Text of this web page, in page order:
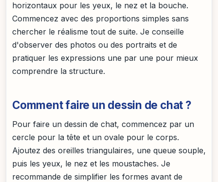
horizontaux pour les yeux, le nez et la bouche.
Commencez avec des proportions simples sans
chercher le réalisme tout de suite. Je conseille
d'observer des photos ou des portraits et de
pratiquer les expressions une par une pour mieux
comprendre la structure.
Comment faire un dessin de chat ?
Pour faire un dessin de chat, commencez par un
cercle pour la tête et un ovale pour le corps.
Ajoutez des oreilles triangulaires, une queue souple,
puis les yeux, le nez et les moustaches. Je
recommande de simplifier les formes avant de